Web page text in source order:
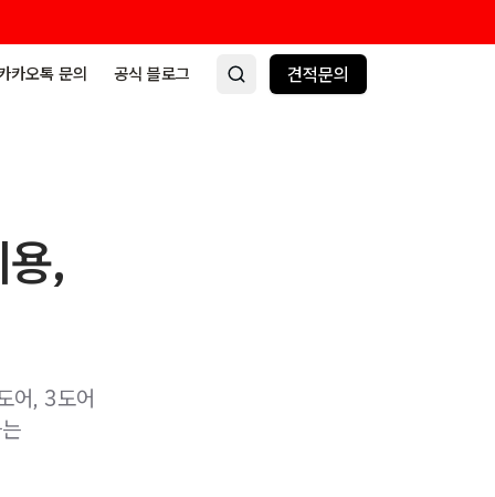
카오톡 문의 공식 블로그 견적문의
,
어, 3도어